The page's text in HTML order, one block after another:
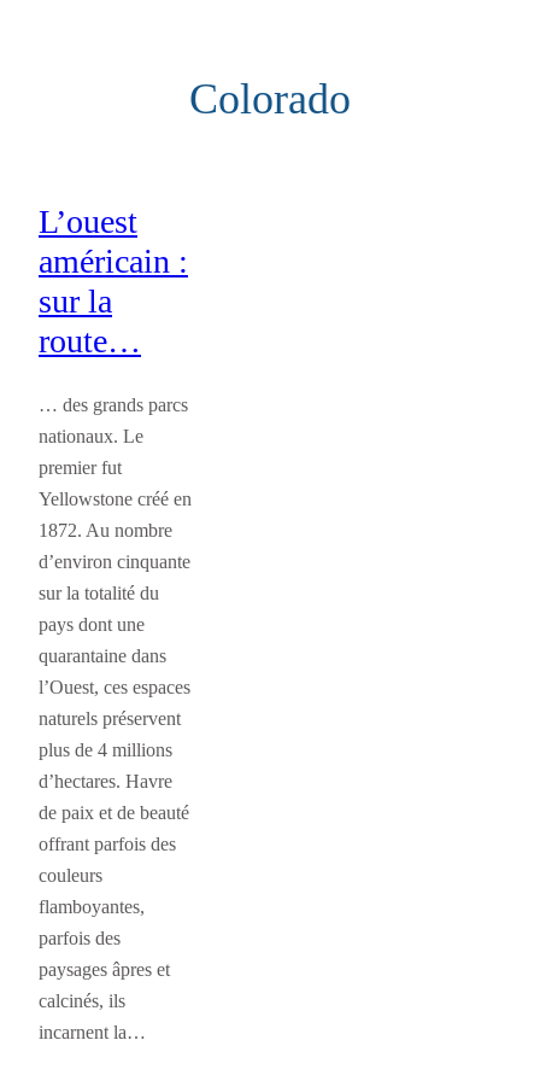
Colorado
L’ouest
américain :
sur la
route…
… des grands parcs
nationaux. Le
premier fut
Yellowstone créé en
1872. Au nombre
d’environ cinquante
sur la totalité du
pays dont une
quarantaine dans
l’Ouest, ces espaces
naturels préservent
plus de 4 millions
d’hectares. Havre
de paix et de beauté
offrant parfois des
couleurs
flamboyantes,
parfois des
paysages âpres et
calcinés, ils
incarnent la…